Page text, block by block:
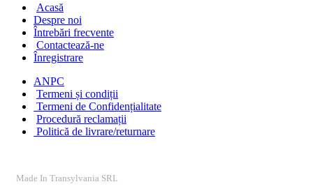
Acasă
Despre noi
Întrebări frecvente
Contactează-ne
Înregistrare
ANPC
Termeni și condiții
Termeni de Confidențialitate
Procedură reclamații
Politică de livrare/returnare
Made In Transylvania SRL